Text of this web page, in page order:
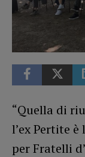
“Quella di
l’ex Pertite
per Fratelli